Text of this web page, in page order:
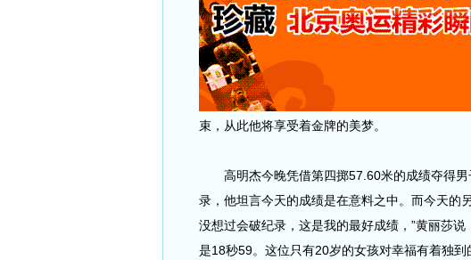
束，从此他将享受着金牌的美梦。
高明杰今晚凭借第四掷57.60米的成绩夺得男
录，他坦言今天的成绩是在意料之中。而今天的
没想过会破纪录，这是我的最好成绩，”黄丽莎
是18秒59。这位只有20岁的女孩对幸福有着独